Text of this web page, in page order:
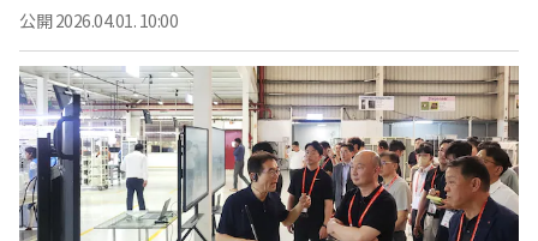
公開 2026.04.01. 10:00